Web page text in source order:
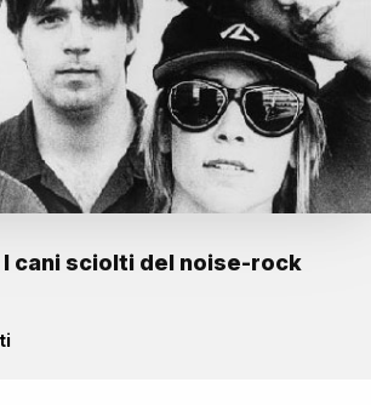
I cani sciolti del noise-rock